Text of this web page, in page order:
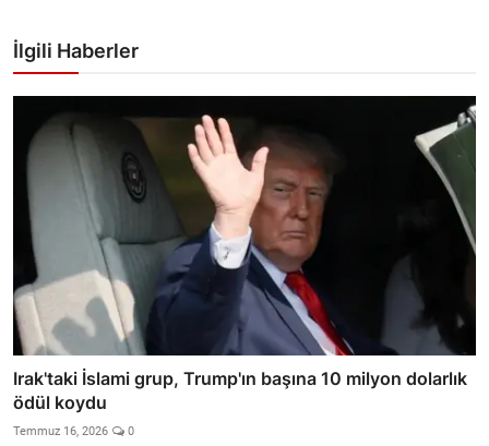
İlgili Haberler
Irak'taki İslami grup, Trump'ın başına 10 milyon dolarlık
ödül koydu
Temmuz 16, 2026 0